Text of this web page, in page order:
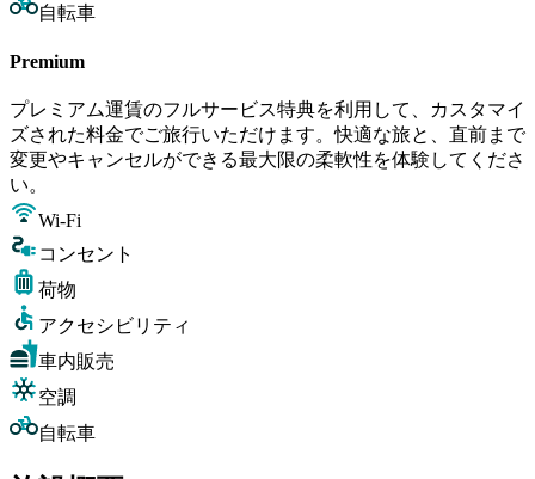
自転車
Premium
プレミアム運賃のフルサービス特典を利用して、カスタマイ
ズされた料金でご旅行いただけます。快適な旅と、直前まで
変更やキャンセルができる最大限の柔軟性を体験してくださ
い。
Wi-Fi
コンセント
荷物
アクセシビリティ
車内販売
空調
自転車